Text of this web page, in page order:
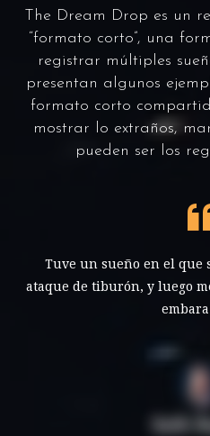
The Dream Drop es un
“formato corto”, una
registrar múltiples
presentan algunos
formato corto
mostrar lo extraños,
pueden ser los
Tuve un sueño en el que
ataque de tiburón, y luego
Seth